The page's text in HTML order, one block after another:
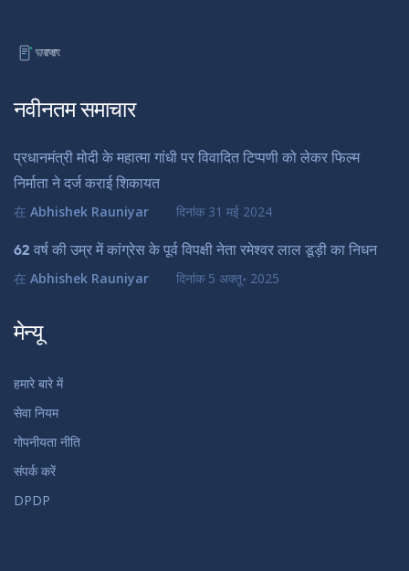
नवीनतम समाचार
प्रधानमंत्री मोदी के महात्मा गांधी पर विवादित टिप्पणी को लेकर फिल्म
निर्माता ने दर्ज कराई शिकायत
在 Abhishek Rauniyar दिनांक 31 मई 2024
62 वर्ष की उम्र में कांग्रेस के पूर्व विपक्षी नेता रमेश्वर लाल डूड़ी का निधन
在 Abhishek Rauniyar दिनांक 5 अक्तू॰ 2025
मेन्यू
हमारे बारे में
सेवा नियम
गोपनीयता नीति
संपर्क करें
DPDP